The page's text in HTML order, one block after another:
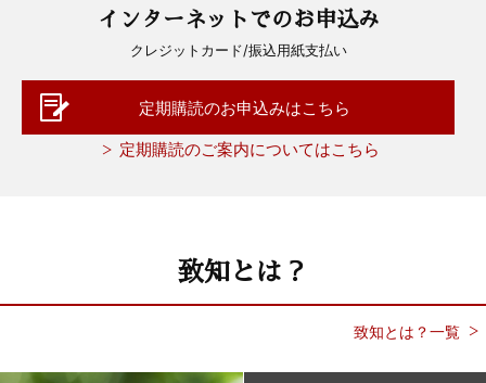
インターネットでのお申込み
クレジットカード/振込用紙支払い
定期購読のお申込みはこちら
定期購読のご案内についてはこちら
致知とは？
致知とは？一覧